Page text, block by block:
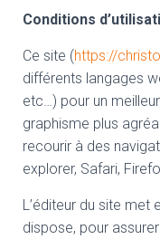
Conditions
Ce site (https://
différents langages
etc…) pour un
graphisme plus
recourir à des
explorer, Safari,
L’éditeur du site
dispose, pour